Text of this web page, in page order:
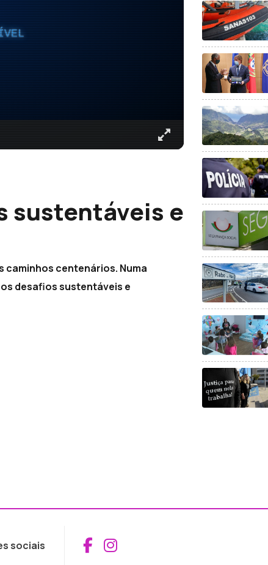
sustentáveis e
caminhos centenários. Numa
desafios sustentáveis e
sociais Aceder ao Facebook da
Aceder ao Instagram